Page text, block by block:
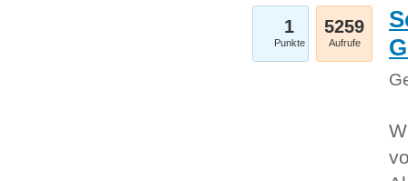
1
Punkte
5259
Aufrufe